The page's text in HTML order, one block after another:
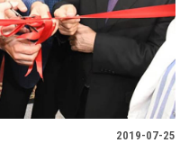
2019-07-25